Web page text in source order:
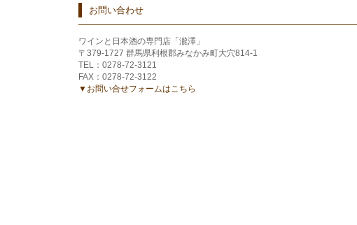
お問い合わせ
ワインと日本酒の専門店「瀧澤」
〒379-1727 群馬県利根郡みなかみ町大穴814-1
TEL：0278-72-3121
FAX：0278-72-3122
▼お問い合せフォームはこちら